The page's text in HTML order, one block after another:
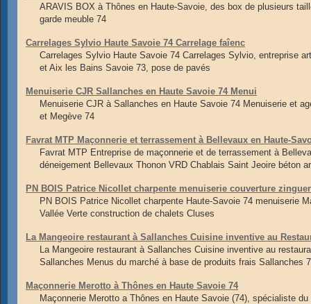
ARAVIS BOX à Thônes en Haute-Savoie, des box de plusieurs
garde meuble 74
Carrelages Sylvio Haute Savoie 74 Carrelage faîenc
Carrelages Sylvio Haute Savoie 74 Carrelages Sylvio, entreprise
et Aix les Bains Savoie 73, pose de pavés
Menuiserie CJR Sallanches en Haute Savoie 74 Menui
Menuiserie CJR à Sallanches en Haute Savoie 74 Menuiserie et
et Megève 74
Favrat MTP Maçonnerie et terrassement à Bellevaux en Haute-
Favrat MTP Entreprise de maçonnerie et de terrassement à
déneigement Bellevaux Thonon VRD Chablais Saint Jeoire béton
PN BOIS Patrice Nicollet charpente menuiserie couverture
PN BOIS Patrice Nicollet charpente Haute-Savoie 74 menuiserie
Vallée Verte construction de chalets Cluses
La Mangeoire restaurant à Sallanches Cuisine inventive au
La Mangeoire restaurant à Sallanches Cuisine inventive au
Sallanches Menus du marché à base de produits frais Sallanches
Maçonnerie Merotto à Thônes en Haute Savoie 74
Maçonnerie Merotto a Thônes en Haute Savoie (74), spécialiste du